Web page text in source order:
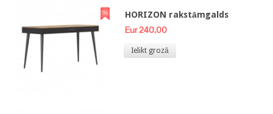
HORIZON rakstāmgalds
Eur 240,00
Ielikt grozā